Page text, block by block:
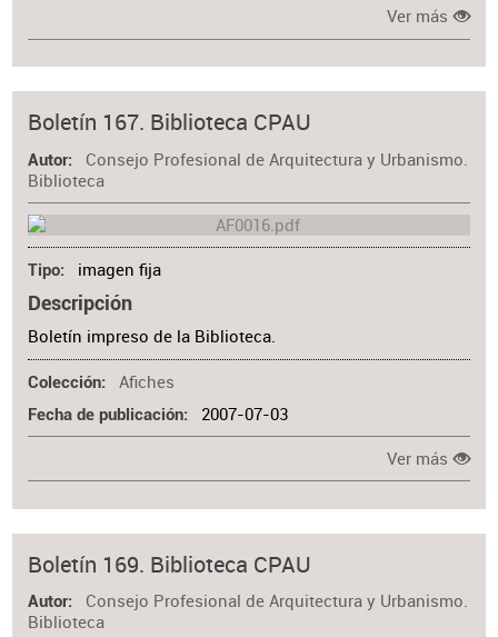
Ver más
Boletín 167. Biblioteca CPAU
Autor
Consejo Profesional de Arquitectura y Urbanismo.
Biblioteca
Tipo imagen fija
Descripción
Boletín impreso de la Biblioteca.
Colección Afiches
Fecha de publicación 2007-07-03
Ver más
Boletín 169. Biblioteca CPAU
Autor
Consejo Profesional de Arquitectura y Urbanismo.
Biblioteca